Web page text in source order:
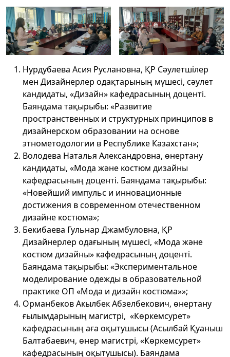
Нурдубаева Асия Руслановна, ҚР Сәулетшілер
мен Дизайнерлер одақтарының мүшесі, сәулет
кандидаты, «Дизайн» кафедрасының доценті.
Баяндама тақырыбы: «Развитие
пространственных и структурных принципов в
дизайнерском образовании на основе
этнометодологии в Республике Казахстан»;
Володева Наталья Александровна, өнертану
кандидаты, «Мода және костюм дизайны
кафедрасының доценті. Баяндама тақырыбы:
«Новейший импульс и инновационные
достижения в современном отечественном
дизайне костюма»;
Бекибаева Гульнар Джамбуловна, ҚР
Дизайнерлер одағының мүшесі, «Мода және
костюм дизайны» кафедрасының доценті.
Баяндама тақырыбы: «Экспериментальное
моделирование одежды в образовательной
практике ОП «Мода и дизайн костюма»»;
Орманбеков Акылбек Абзелбекович, өнертану
ғылымдарының магистрі, «Көркемсурет»
кафедрасының аға оқытушысы (Асылбай Қуаныш
Балтабаевич, өнер магистрі, «Көркемсурет»
кафедрасының оқытушысы). Баяндама